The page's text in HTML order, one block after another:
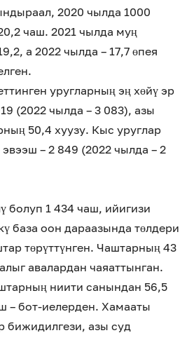
2020 чылда 1000
чаш. 2021 чылда муң
а 2022 чылда – 17,7 өпея
уругларның эң хөйү эр
(2022 чылда – 3 083), азы
50,4 хуузу. Кыс уруглар
– 2 849 (2022 чылда – 2
болуп 1 434 чаш, ийигизи
база оон дараазында төлдери
төрүттүнген. Чаштарның 43
авалардан чаяаттынган.
ниити санындан 56,5
– бот-иелерден. Хамааты
бижидилгези, азы суд